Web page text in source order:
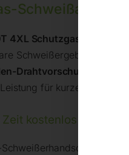
Schweißanlage
4XL Schutzgas-
Schweißergebnisse im
Drahtvorschub, 11
für kurze
kostenlos inklusive